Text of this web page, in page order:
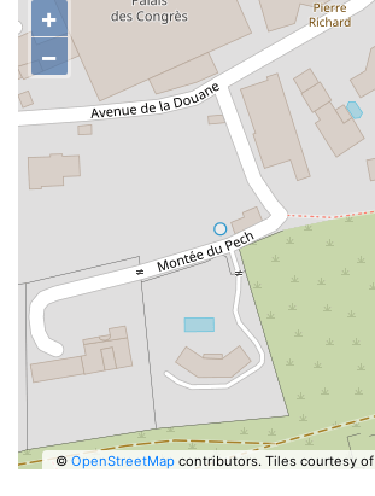
+
−
©OpenStreetMapcontributors. Tiles courtesy of